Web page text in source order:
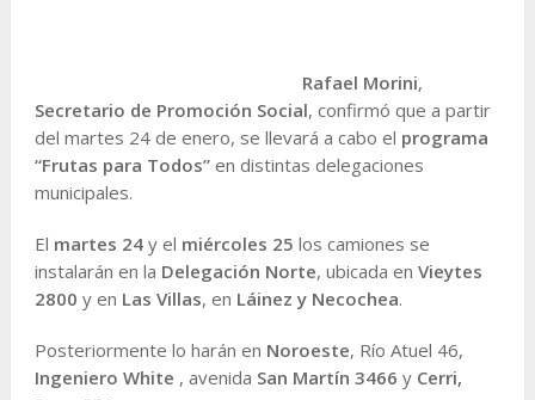
Rafael Morini,
Secretario de Promoción Social, confirmó que a partir
del martes 24 de enero, se llevará a cabo el programa
“Frutas para Todos”en distintas delegaciones
municipales.
El martes 24y el miércoles 25 los camiones se
instalarán en la Delegación Norte, ubicada en Vieytes
2800 y en Las Villas, en Láinez y Necochea.
Posteriormente lo harán en Noroeste, Río Atuel 46,
Ingeniero White , avenida San Martín 3466 y Cerri,